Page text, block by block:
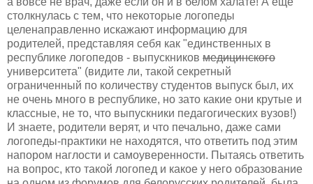
столкнулась с тем, что некоторые логопеды
целенаправленно искажают информацию для
родителей, представляя себя как "единственных в
республике логопедов - выпускников медицинского
университета" (видите ли, такой секретный
ограниченный по количеству студентов выпуск был, их
не очень много в республике, но зато какие они крутые и
классные, не то, что выпускники педагогических вузов!)
И знаете, родители верят, и что печально, даже сами
логопеды-практики не находятся, что ответить под этим
напором наглости и самоуверенности. Пытаясь ответить
на вопрос, кто такой логопед и какое у него образование